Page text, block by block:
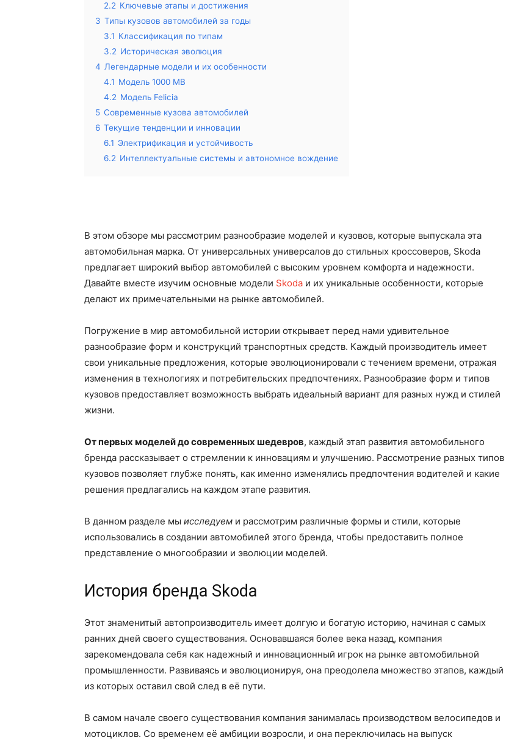
2.2 Ключевые этапы и достижения
3 Типы кузовов автомобилей за годы
3.1 Классификация по типам
3.2 Историческая эволюция
4 Легендарные модели и их особенности
4.1 Модель 1000 MB
4.2 Модель Felicia
5 Современные кузова автомобилей
6 Текущие тенденции и инновации
6.1 Электрификация и устойчивость
6.2 Интеллектуальные системы и автономное вождение
В этом обзоре мы рассмотрим разнообразие моделей и кузовов, которые выпускала эта
автомобильная марка. От универсальных универсалов до стильных кроссоверов, Skoda
предлагает широкий выбор автомобилей с высоким уровнем комфорта и надежности.
Давайте вместе изучим основные модели Skoda и их уникальные особенности, которые
делают их примечательными на рынке автомобилей.
Погружение в мир автомобильной истории открывает перед нами удивительное
разнообразие форм и конструкций транспортных средств. Каждый производитель имеет
свои уникальные предложения, которые эволюционировали с течением времени, отражая
изменения в технологиях и потребительских предпочтениях. Разнообразие форм и типов
кузовов предоставляет возможность выбрать идеальный вариант для разных нужд и стилей
жизни.
От первых моделей до современных шедевров, каждый этап развития автомобильного
бренда рассказывает о стремлении к инновациям и улучшению. Рассмотрение разных типов
кузовов позволяет глубже понять, как именно изменялись предпочтения водителей и какие
решения предлагались на каждом этапе развития.
В данном разделе мы исследуем и рассмотрим различные формы и стили, которые
использовались в создании автомобилей этого бренда, чтобы предоставить полное
представление о многообразии и эволюции моделей.
История бренда Skoda
Этот знаменитый автопроизводитель имеет долгую и богатую историю, начиная с самых
ранних дней своего существования. Основавшаяся более века назад, компания
зарекомендовала себя как надежный и инновационный игрок на рынке автомобильной
промышленности. Развиваясь и эволюционируя, она преодолела множество этапов, каждый
из которых оставил свой след в её пути.
В самом начале своего существования компания занималась производством велосипедов и
мотоциклов. Со временем её амбиции возросли, и она переключилась на выпуск